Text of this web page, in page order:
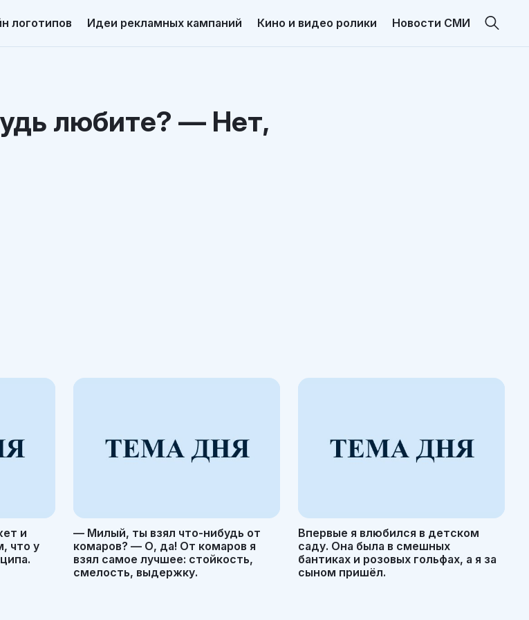
логотипов Идеи рекламных кампаний Кино и видео ролики Новости СМИ
любите? — Нет,
и
что у
— Милый, ты взял что-нибудь от
комаров? — О, да! От комаров я
взял самое лучшее: стойкость,
смелость, выдержку.
Впервые я влюбился в детском
саду. Она была в смешных
бантиках и розовых гольфах, а я за
сыном пришёл.